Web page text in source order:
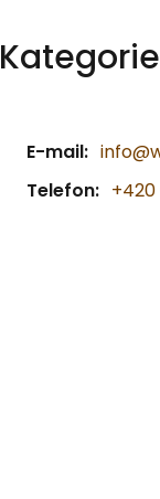
E-mail:
Telefon: